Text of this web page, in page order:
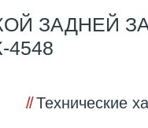
ЗАДНЕЙ
4548
Технические